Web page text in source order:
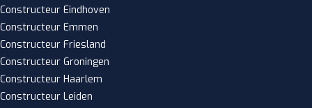
Constructeur Eindhoven
Constructeur Emmen
Constructeur Friesland
Constructeur Groningen
Constructeur Haarlem
Constructeur Leiden